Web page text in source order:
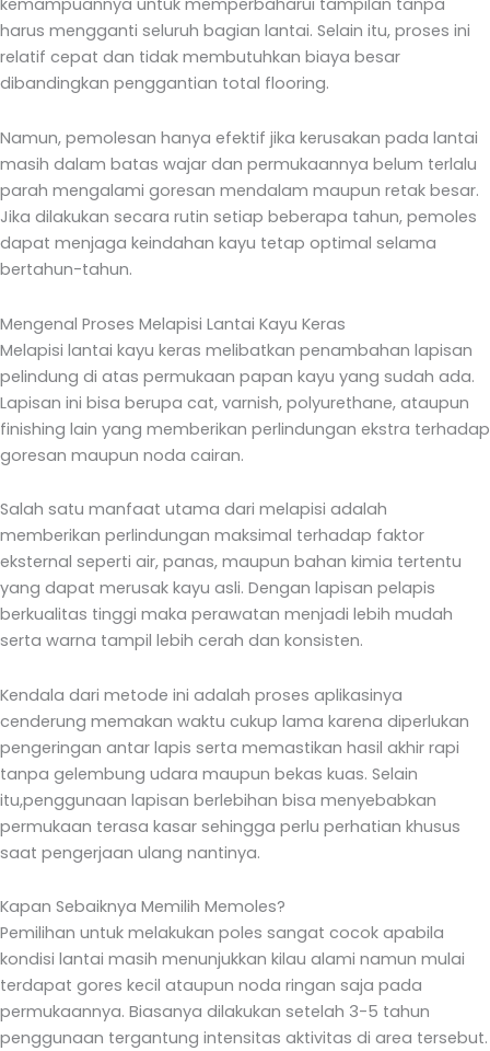
kemampuannya untuk memperbaharui tampilan tanpa
harus mengganti seluruh bagian lantai. Selain itu, proses ini
relatif cepat dan tidak membutuhkan biaya besar
dibandingkan penggantian total flooring.
Namun, pemolesan hanya efektif jika kerusakan pada lantai
masih dalam batas wajar dan permukaannya belum terlalu
parah mengalami goresan mendalam maupun retak besar.
Jika dilakukan secara rutin setiap beberapa tahun, pemoles
dapat menjaga keindahan kayu tetap optimal selama
bertahun-tahun.
Mengenal Proses Melapisi Lantai Kayu Keras
Melapisi lantai kayu keras melibatkan penambahan lapisan
pelindung di atas permukaan papan kayu yang sudah ada.
Lapisan ini bisa berupa cat, varnish, polyurethane, ataupun
finishing lain yang memberikan perlindungan ekstra terhadap
goresan maupun noda cairan.
Salah satu manfaat utama dari melapisi adalah
memberikan perlindungan maksimal terhadap faktor
eksternal seperti air, panas, maupun bahan kimia tertentu
yang dapat merusak kayu asli. Dengan lapisan pelapis
berkualitas tinggi maka perawatan menjadi lebih mudah
serta warna tampil lebih cerah dan konsisten.
Kendala dari metode ini adalah proses aplikasinya
cenderung memakan waktu cukup lama karena diperlukan
pengeringan antar lapis serta memastikan hasil akhir rapi
tanpa gelembung udara maupun bekas kuas. Selain
itu,penggunaan lapisan berlebihan bisa menyebabkan
permukaan terasa kasar sehingga perlu perhatian khusus
saat pengerjaan ulang nantinya.
Kapan Sebaiknya Memilih Memoles?
Pemilihan untuk melakukan poles sangat cocok apabila
kondisi lantai masih menunjukkan kilau alami namun mulai
terdapat gores kecil ataupun noda ringan saja pada
permukaannya. Biasanya dilakukan setelah 3-5 tahun
penggunaan tergantung intensitas aktivitas di area tersebut.